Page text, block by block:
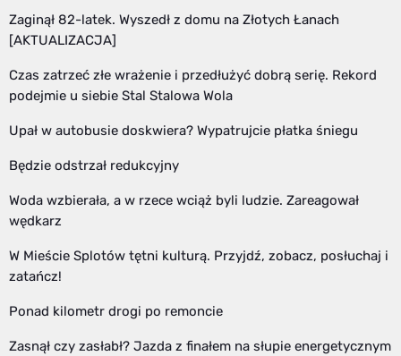
Zaginął 82-latek. Wyszedł z domu na Złotych Łanach
[AKTUALIZACJA]
Czas zatrzeć złe wrażenie i przedłużyć dobrą serię. Rekord
podejmie u siebie Stal Stalowa Wola
Upał w autobusie doskwiera? Wypatrujcie płatka śniegu
Będzie odstrzał redukcyjny
Woda wzbierała, a w rzece wciąż byli ludzie. Zareagował
wędkarz
W Mieście Splotów tętni kulturą. Przyjdź, zobacz, posłuchaj i
zatańcz!
Ponad kilometr drogi po remoncie
Zasnął czy zasłabł? Jazda z finałem na słupie energetycznym